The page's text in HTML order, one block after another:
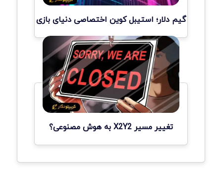
گیم دلار؛ استیبل کوین اختصاصی دنیای بازی
تغییر مسیر X2Y2 به هوش مصنوعی؟